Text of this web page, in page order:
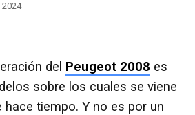
2024
del Peugeot 2008 es
sobre los cuales se viene
hace tiempo. Y no es por un